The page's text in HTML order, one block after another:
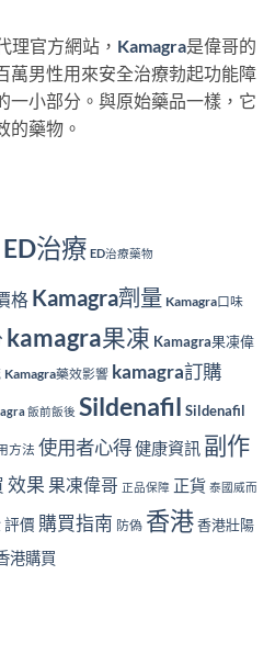
理官方網站， Kamagra是偉哥的
萬男性用來安全治療勃起功能障
一小部分。與原始藥品一樣，它
的藥物。
ED治療 ED治療藥物
格 Kamagra劑量 Kamagra口味
kamagra果凍 Kamagra果凍偉
Kamagra藥效影響 kamagra訂購
飯前飯後 Sildenafil Sildenafil
方法 使用者心得健康資訊 副作
效果 果凍偉哥 正品保障 正貨 泰國威而
評價 購買指南 防偽 香港香港壯陽
港購買